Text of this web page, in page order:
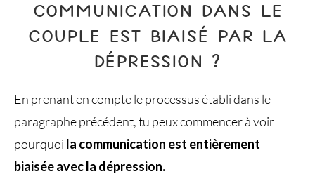
COMMUNICATION DANS LE
COUPLE EST BIAISÉ PAR LA
DÉPRESSION ?
En prenant en compte le processus établi dans le
paragraphe précédent, tu peux commencer à voir
pourquoi la communication est entièrement
biaisée avec la dépression.